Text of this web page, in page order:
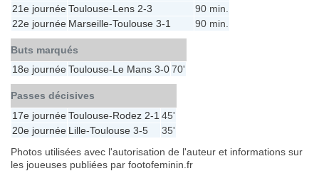
21e journéeToulouse-Lens 2-3
90 min.
22e journée Marseille-Toulouse 3-1 90 min.
Buts marqués
18e journéeToulouse-Le Mans 3-070'
Passes décisives
17e journéeToulouse-Rodez 2-1 45'
20e journée Lille-Toulouse 3-5
35'
Photos utilisées avec l'autorisation de l'auteur et informations sur
les joueuses publiées par footofeminin.fr